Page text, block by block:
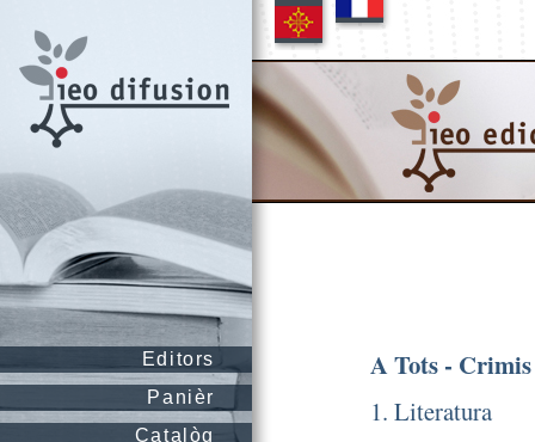
Editors
Panièr
Catalòg
A Tots - Crimis
1. Literatura